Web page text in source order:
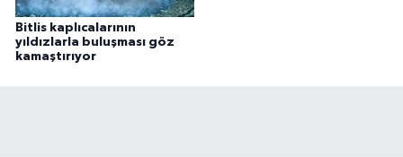
Bitlis kaplıcalarının
yıldızlarla buluşması göz
kamaştırıyor